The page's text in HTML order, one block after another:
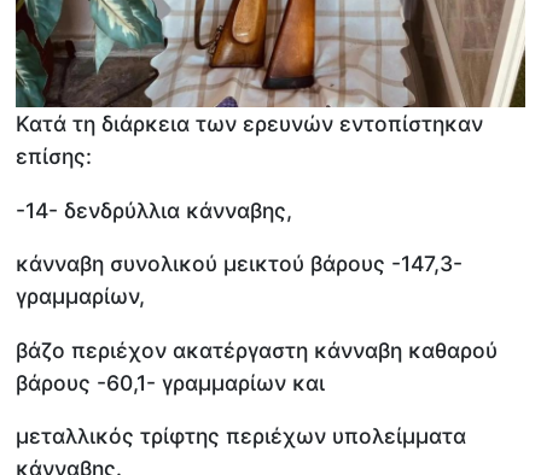
Κατά τη διάρκεια των ερευνών εντοπίστηκαν
επίσης:
-14- δενδρύλλια κάνναβης,
κάνναβη συνολικού μεικτού βάρους -147,3-
γραμμαρίων,
βάζο περιέχον ακατέργαστη κάνναβη καθαρού
βάρους -60,1- γραμμαρίων και
μεταλλικός τρίφτης περιέχων υπολείμματα
κάνναβης.